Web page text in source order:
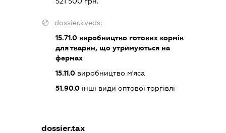
dossier.kveds:
15.71.0виробництво готових кормів
для тварин, що утримуються на
фермах
15.11.0виробництво м'яса
51.90.0інші види оптової торгівлі
dossier.tax